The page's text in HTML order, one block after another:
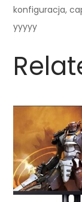
konfiguracja,
yyyyy